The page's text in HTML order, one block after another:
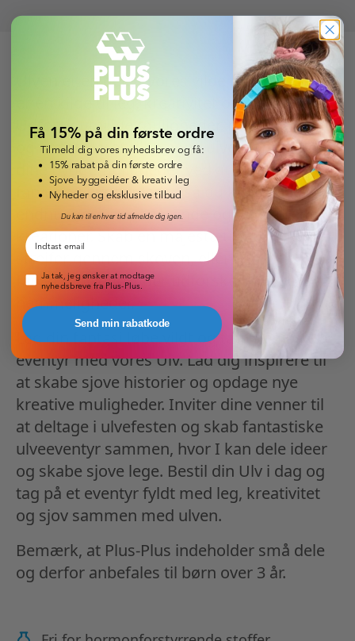
Ulven er en del af vores vilde dyr univers og
er en kilde til leg, kreativitet og sjov.
Udforsk utallige muligheder, når du bygger
og konstruerer dine egne ulveeventyr. Udvid
dine byggemuligheder ved at tilkøbe ekstra
farver og byggeplader, så du kan skabe
endnu mere imponerende og detaljerede
kreationer. Skab en majestætisk ulv, der
strejfer gennem skoven, eller byg en
farverig ulveflok, der udforsker naturens
hemmeligheder.
Lad din fantasi løbe vildt og tag med på et
eventyr med vores Ulv. Lad dig inspirere til
at skabe sjove historier og opdage nye
kreative muligheder. Inviter dine venner til
at deltage i ulvefesten og skab fantastiske
ulveeventyr sammen, hvor I kan dele ideer
og skabe sjove lege. Bestil din Ulv i dag og
tag på et eventyr fyldt med leg, kreativitet
og sjov sammen med ulven.
Bemærk, at Plus-Plus indeholder små dele
og derfor anbefales til børn over 3 år.
Få 15% på din første ordre
Tilmeld dig vores nyhedsbrev og få:
15% rabat på din første ordre
Sjove byggeidéer & kreativ leg
Nyheder og eksklusive tilbud
Du kan til enhver tid afmelde dig igen.
Email
Pop-up nyhedsbrev
Ja tak, jeg ønsker at modtage
nyhedsbreve fra Plus-Plus.
Send min rabatkode